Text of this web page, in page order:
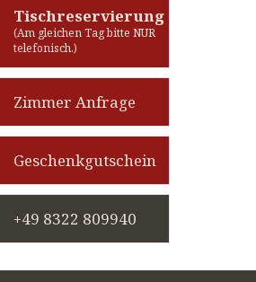
Tischreservierung
(Am gleichen Tag bitte NUR
telefonisch.)
Zimmer Anfrage
Geschenkgutschein
+49 8322 809940